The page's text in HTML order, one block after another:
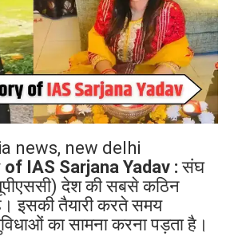
news, new delhi
IAS Sarjana Yadav :संघ
देश की सबसे कठिन
इसकी तैयारी करते समय
का सामना करना पड़ता है।